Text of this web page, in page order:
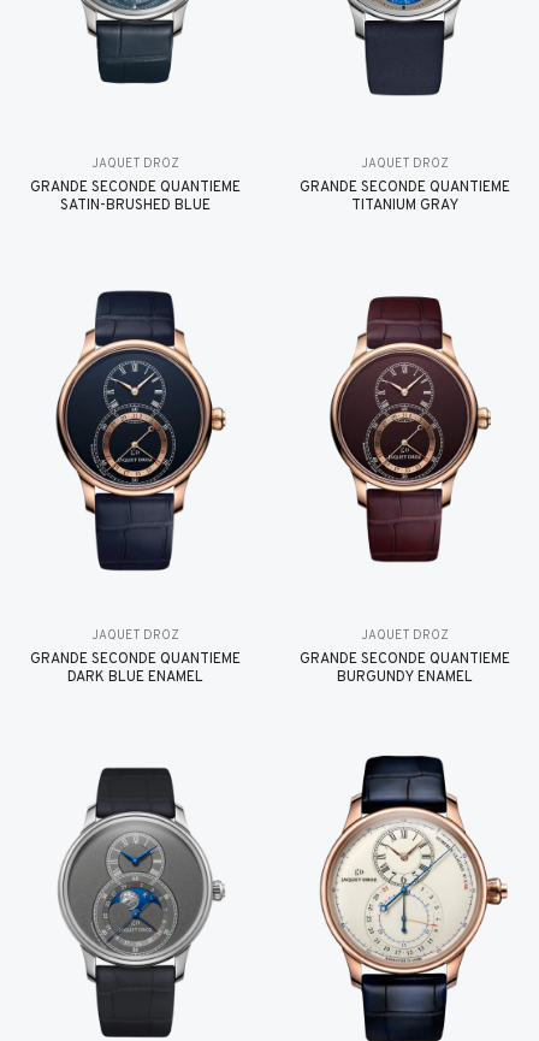
JAQUET DROZ
GRANDE SECONDE QUANTIÈME
SATIN-BRUSHED BLUE
JAQUET DROZ
GRANDE SECONDE QUANTIÈME
TITANIUM GRAY
JAQUET DROZ
GRANDE SECONDE QUANTIÈME
DARK BLUE ENAMEL
JAQUET DROZ
GRANDE SECONDE QUANTIÈME
BURGUNDY ENAMEL